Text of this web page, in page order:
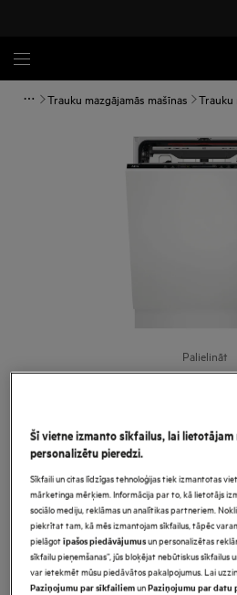
Trauku mazgājamās mašīnas Trauku
Palielināt
FSK94858P
ComfortLift AirDry
Trauku mazgājamā
pilnizmēra (60cm)
Ražojuma informācijas lapa
Priekšrocības
Šī vietne izmanto sīkfailus, lai
personalizētu pieredzi.
Sīkfaili un citas līdzīgas tehnoloģijas tiek izmantotas
mārketinga mērķiem. Informācija par to, kā lietotājs
sociālo mediju, reklāmas un analītikas partneriem.
piekrītat tam, kā mēs izmantojam sīkfailus, tāpēc
pielāgotīpašos piedāvājumusun personalizētas
sīkfailu pieņemšanas”, jūs bloķējat nebūtiskus sīkfailus
var ietekmēt mūsu piedāvātos pakalpojumus. Lai
Paziņojumu par sīkfailiemunPaziņojumu par datu